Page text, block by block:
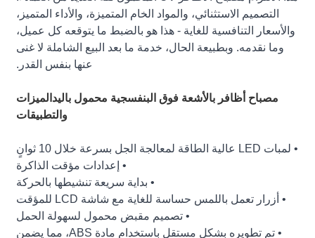
التصميم الاستثنائي، والمواد الخام المتميزة، والأداء المتميز،
والأسعار التنافسية للغاية - هذا هو بالضبط ما يتوقعه كل عميل،
وما نقدمه. وبطبيعة الحال، خدمة ما بعد البيع الشاملة لا غنى
عنها بنفس القدر.
مصباح أظافر بالأشعة فوق البنفسجية محمول باليد الميزات
والتطبيقات
• لمبات LED عالية الطاقة لمعالجة الجل بسرعة خلال 10 ثوانٍ
• إعدادات مؤقت الذاكرة
• بداية سريعة تنشيطها بالحركة
• أزرار تعمل باللمس حساسة للغاية مع شاشة LCD للمؤقت
• تصميم مقبض محمول لسهولة الحمل
• تم تطويره بشكل مستقل باستخدام مادة ABS، مما يضمن